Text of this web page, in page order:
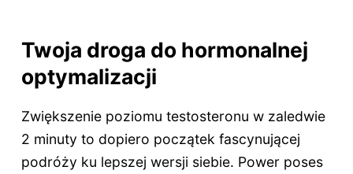
Twoja droga do hormonalnej
optymalizacji
Zwiększenie poziomu testosteronu w zaledwie
2 minuty to dopiero początek fascynującej
podróży ku lepszej wersji siebie. Power poses